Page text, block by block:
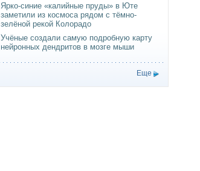
Ярко-синие «калийные пруды» в Юте
заметили из космоса рядом с тёмно-
зелёной рекой Колорадо
Учёные создали самую подробную карту
нейронных дендритов в мозге мыши
Еще